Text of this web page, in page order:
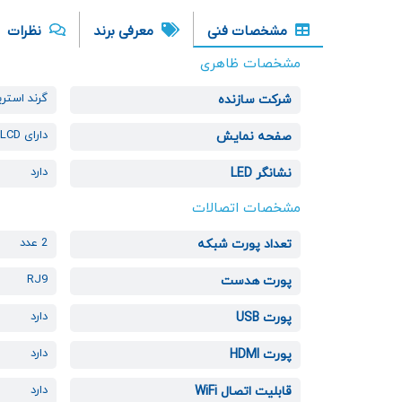
مشخصات فنی معرفی برند نظرات
مشخصات ظاهری
شرکت سازنده گرند
صفحه نمایش دارای LCD با اندازه 8 اینچ
نشانگر LED دارد
مشخصات اتصالات
تعداد پورت شبکه 2 عدد
پورت هدست RJ9
پورت USB دارد
پورت HDMI دارد
قابلیت اتصال WiFi دارد